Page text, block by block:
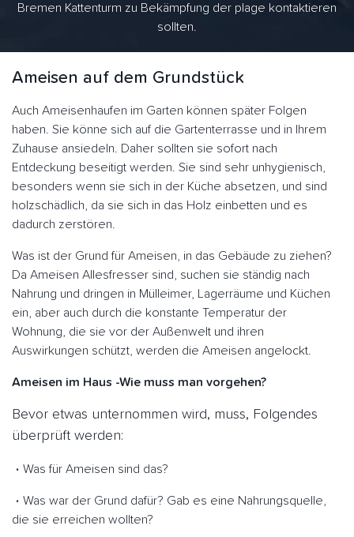
Bremen Kattenturm zu Bekämpfung der plage kontaktieren
sollten.
Ameisen auf dem Grundstück
Auch Ameisenhaufen im Garten können später Folgen
haben. Sie könne sich auf die Gartenterrasse und in Ihrem
Zuhause ansiedeln. Daher sollten sie sofort nach
Entdeckung beseitigt werden. Sie sind sehr unhygienisch,
besonders wenn sie sich in der Küche absetzen, und sind
holzschädlich, da sie sich in das Holz einbetten und es
dadurch zerstören.
Was ist der Grund für Ameisen, in das Gebäude zu ziehen?
Da Ameisen Allesfresser sind, suchen sie ständig nach
Nahrung und dringen in Mülleimer, Lagerräume und Küchen
ein, aber auch durch die konstante Temperatur der
Wohnung, die sie vor der Außenwelt und ihren
Auswirkungen schützt, werden die Ameisen angelockt.
Ameisen im Haus -Wie muss man vorgehen?
Bevor etwas unternommen wird, muss, Folgendes
überprüft werden:
Was für Ameisen sind das?
Was war der Grund dafür? Gab es eine Nahrungsquelle,
die sie erreichen wollten?